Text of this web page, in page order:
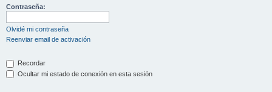
Contraseña:
Olvidé mi contraseña
Reenviar email de activación
Recordar
Ocultar mi estado de conexión en esta sesión